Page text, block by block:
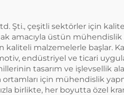
Şti., çeşitli sektörler için
amacıyla üstün
kaliteli malzemelerle başlar.
endüstriyel ve ticari
tasarım ve işlevsellik
ortamları için mühendislik
birlikte, her boyutta